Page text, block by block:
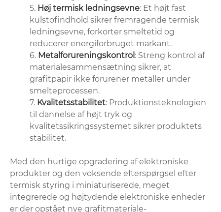
5. Høj termisk ledningsevne: Et højt fast
kulstofindhold sikrer fremragende termisk
ledningsevne, forkorter smeltetid og
reducerer energiforbruget markant.
6. Metalforureningskontrol : Streng kontrol af
materialesammensætning sikrer, at
grafitpapir ikke forurener metaller under
smelteprocessen.
7. Kvalitetsstabilitet: Produktionsteknologien
til dannelse af højt tryk og
kvalitetssikringssystemet sikrer produktets
stabilitet.
Med den hurtige opgradering af elektroniske
produkter og den voksende efterspørgsel efter
termisk styring i miniaturiserede, meget
integrerede og højtydende elektroniske enheder
er der opstået nye grafitmateriale-